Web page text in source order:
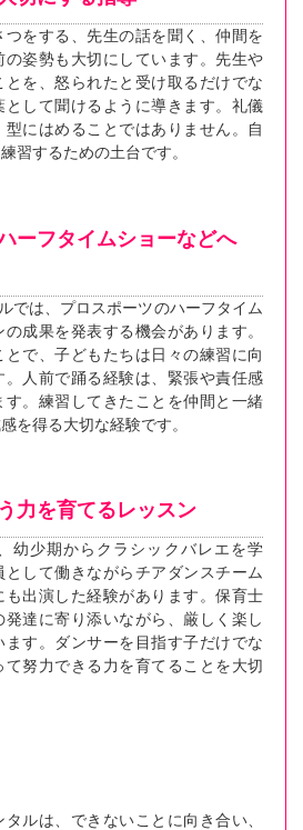
つをする、先生の話を聞く、仲間を
の姿勢も大切にしています。先生や
を、怒られたと受け取るだけでな
として聞けるように導きます。礼儀
にはめることではありません。自
習するための土台です。
ーフタイムショーなどへ
では、プロスポーツのハーフタイム
成果を発表する機会があります。
とで、子どもたちは日々の練習に向
。人前で踊る経験は、緊張や責任感
す。練習してきたことを仲間と一緒
を得る大切な経験です。
力を育てるレッスン
幼少期からクラシックバレエを学
して働きながらチアダンスチーム
も出演した経験があります。保育士
達に寄り添いながら、厳しく楽し
ます。ダンサーを目指す子だけでな
て努力できる力を育てることを大切
ルは、できないことに向き合い、